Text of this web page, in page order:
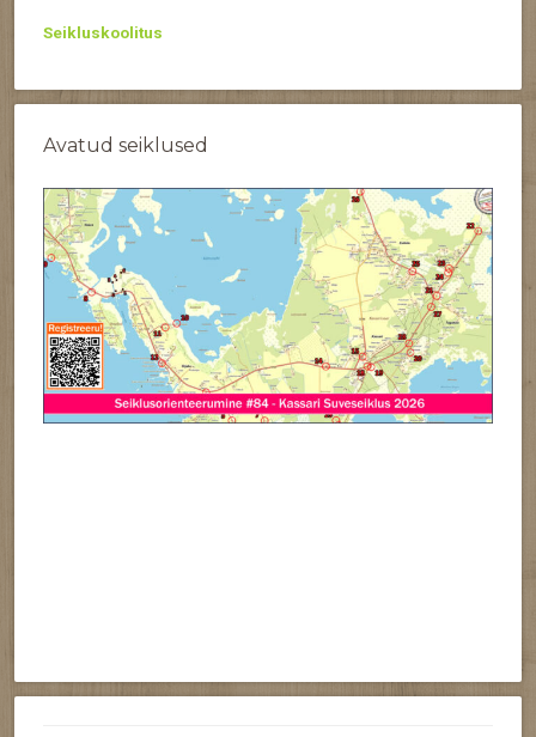
Seikluskoolitus
Avatud seiklused